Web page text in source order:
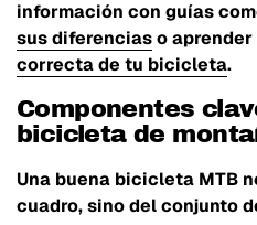
información con guías
sus diferenciaso aprender
correcta de tu bicicleta.
Componentes
bicicleta de
Una buena bicicleta MTB
cuadro, sino del conjunto